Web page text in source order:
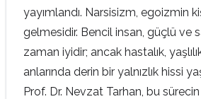
yayımlandı. Narsisizm, egoizmin
gelmesidir. Bencil insan, güçlü ve
zaman iyidir; ancak hastalık,
anlarında derin bir yalnızlık hissi
Prof. Dr. Nevzat Tarhan, bu